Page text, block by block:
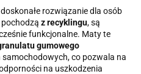
rozwiązanie dla osób
z recyklingu, są
funkcjonalne. Maty te
gumowego
co pozwala na
na uszkodzenia